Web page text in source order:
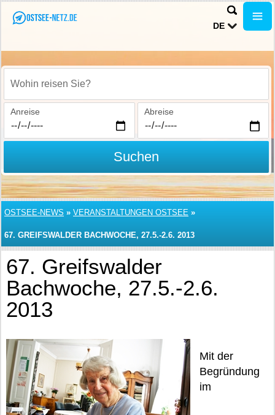
DE
Wohin reisen Sie?
Anreise Abreise
Suchen
OSTSEE-NEWS » VERANSTALTUNGEN OSTSEE »
67. GREIFSWALDER BACHWOCHE, 27.5.-2.6. 2013
67. Greifswalder
Bachwoche, 27.5.-2.6.
2013
Mit der
Begründung
im